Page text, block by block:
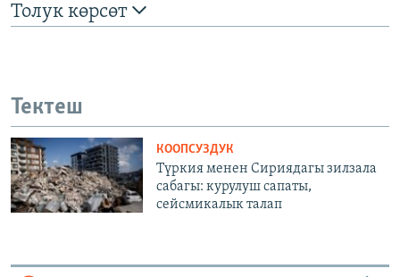
Толук көрсөт
Тектеш
КООПСУЗДУК
Түркия менен Сириядагы зилзала
сабагы: курулуш сапаты,
сейсмикалык талап